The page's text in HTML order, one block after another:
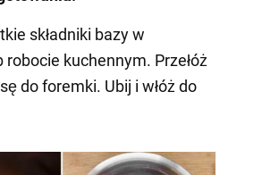
składniki bazy w
robocie kuchennym. Przełóż
do foremki. Ubij i włóż do